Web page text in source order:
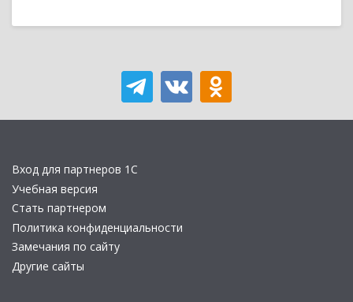
Вход для партнеров 1С
Учебная версия
Стать партнером
Политика конфиденциальности
Замечания по сайту
Другие сайты